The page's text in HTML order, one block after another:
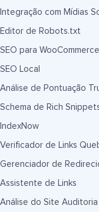
Integração com Mídias
Editor de Robots.txt
SEO para WooCommerce
SEO Local
Análise de Pontuação
Schema de Rich
IndexNow
Verificador de Links
Gerenciador de
Assistente de Links
Análise do Site Auditoria